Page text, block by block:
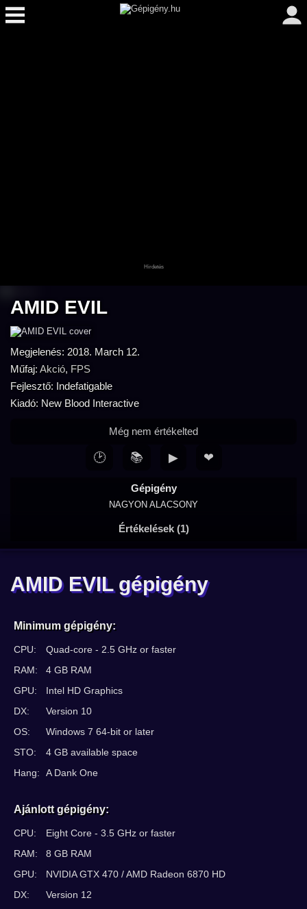
AMID EVIL
Megjelenés: 2018. March 12.
Műfaj: Akció, FPS
Fejlesztő: Indefatigable
Kiadó: New Blood Interactive
Gépigény
NAGYON ALACSONY
Értékelések (1)
Még nem értékelted
🕑 📚 ▶ ❤
AMID EVIL gépigény
Minimum gépigény:
CPU:
Quad-core - 2.5 GHz or faster
RAM:
4 GB RAM
GPU:
Intel HD Graphics
DX:
Version 10
OS:
Windows 7 64-bit or later
STO:
4 GB available space
Hang:
A Dank One
Ajánlott gépigény:
CPU:
Eight Core - 3.5 GHz or faster
RAM:
8 GB RAM
GPU:
NVIDIA GTX 470 / AMD Radeon 6870 HD
DX:
Version 12